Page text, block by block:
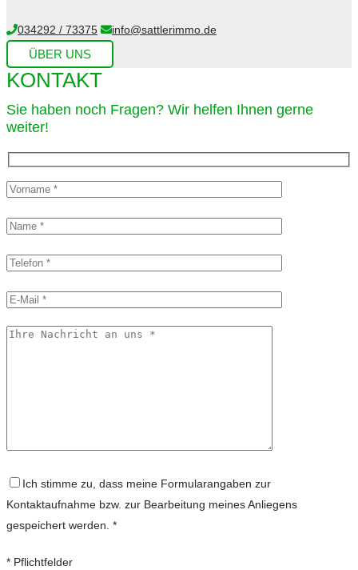
034292 / 73375 info@sattlerimmo.de
ÜBER UNS
KONTAKT
Sie haben noch Fragen? Wir helfen Ihnen gerne
weiter!​
Ich stimme zu, dass meine Formularangaben zur
Kontaktaufnahme bzw. zur Bearbeitung meines Anliegens
gespeichert werden. *
* Pflichtfelder